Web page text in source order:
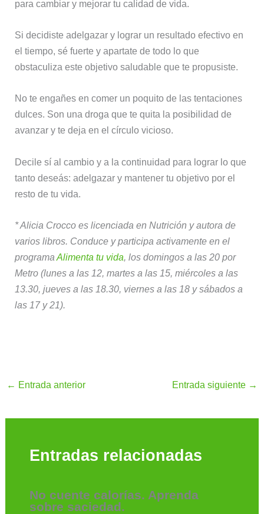
para cambiar y mejorar tu calidad de vida.
Si decidiste adelgazar y lograr un resultado efectivo en
el tiempo, sé fuerte y apartate de todo lo que
obstaculiza este objetivo saludable que te propusiste.
No te engañes en comer un poquito de las tentaciones
dulces. Son una droga que te quita la posibilidad de
avanzar y te deja en el círculo vicioso.
Decile sí al cambio y a la continuidad para lograr lo que
tanto deseás: adelgazar y mantener tu objetivo por el
resto de tu vida.
* Alicia Crocco es licenciada en Nutrición y autora de
varios libros. Conduce y participa activamente en el
programaAlimenta tu vida, los domingos a las 20 por
Metro (lunes a las 12, martes a las 15, miércoles a las
13.30, jueves a las 18.30, viernes a las 18 y sábados a
las 17 y 21).
← Entrada anterior Entrada siguiente →
Entradas relacionadas
No cuente calorías. Aprenda
sobre saciedad.